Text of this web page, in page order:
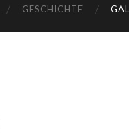
GESCHICHTE